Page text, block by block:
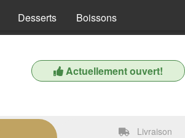
Desserts Boissons
Actuellement ouvert!
Livraison